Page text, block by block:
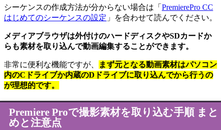
シーケンスの作成方法が分からない場合は「 PremierePro CC
はじめてのシーケンスの設定 」を合わせて読んでください。
メディアブラウザは外付けのハードディスクやSDカードか
らも素材を取り込んで動画編集することができます。
非常に便利な機能ですが、
まず元となる動画素材はパソコン
内のCドライブか内蔵のDドライブに取り込んでから行うの
が理想的です。
Premiere Proで撮影素材を取り込む手順 まと
めと注意点